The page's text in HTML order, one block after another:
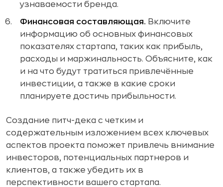
узнаваемости бренда.
Финансовая составляющая. Включите
информацию об основных финансовых
показателях стартапа, таких как прибыль,
расходы и маржинальность. Объясните, как
и на что будут тратиться привлечённые
инвестиции, а также в какие сроки
планируете достичь прибыльности.
Создание питч-дека с четким и
содержательным изложением всех ключевых
аспектов проекта поможет привлечь внимание
инвесторов, потенциальных партнеров и
клиентов, а также убедить их в
перспективности вашего стартапа.